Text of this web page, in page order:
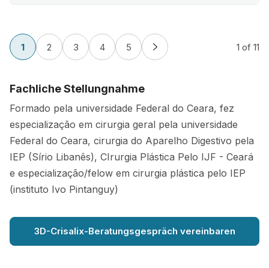
1 2 3 4 5 1 of 11
Fachliche Stellungnahme
Formado pela universidade Federal do Ceara, fez
especialização em cirurgia geral pela universidade
Federal do Ceara, cirurgia do Aparelho Digestivo pela
IEP (Sírio Libanês), CIrurgia Plástica Pelo IJF - Ceará
e especialização/felow em cirurgia plástica pelo IEP
(instituto Ivo Pintanguy)
3D-Crisalix-Beratungsgespräch vereinbaren